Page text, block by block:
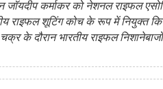
कर्माकर को नेशनल राइफल
राइफल शूटिंग कोच के रूप में नियुक्त
के दौरान भारतीय राइफल